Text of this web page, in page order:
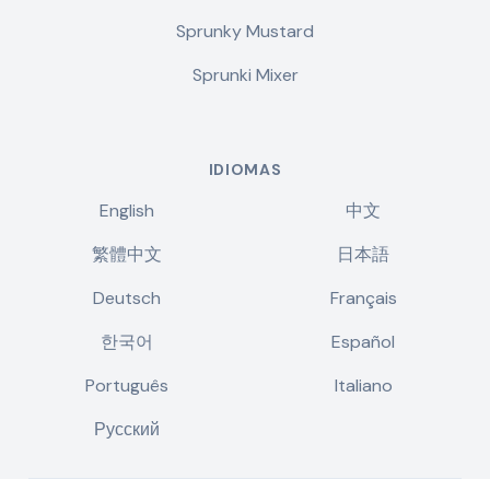
Sprunky Mustard
Sprunki Mixer
IDIOMAS
English
中文
繁體中文
日本語
Deutsch
Français
한국어
Español
Português
Italiano
Русский